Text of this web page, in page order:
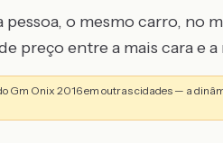
pessoa, o mesmo carro, no
preço entre a mais cara e a
Gm Onix 2016 em outras cidades — a